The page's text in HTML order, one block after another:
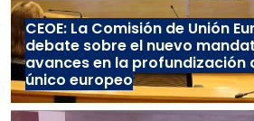
CEOE: La Comisión de Unión
debate sobre el nuevo
avances en la profundización
único europeo